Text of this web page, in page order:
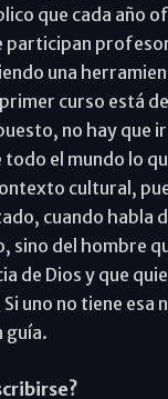
que cada año
participan
una
curso está
no hay que ir
el mundo lo
cultural,
cuando habla
sino del hombre
de Dios y que
uno no tiene esa
guía.